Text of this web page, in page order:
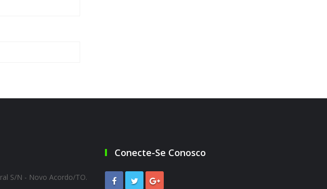
S/N - Novo Acordo/TO.
Conecte-Se Conosco